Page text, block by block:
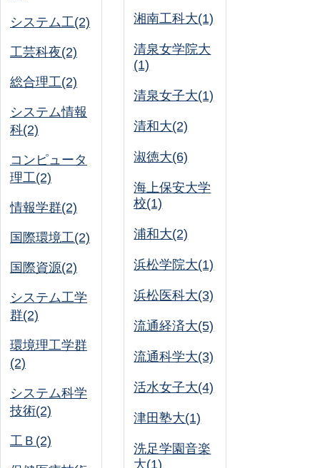
システム工(2)
工芸科夜(2)
総合理工(2)
システム情報
科(2)
コンピュータ
理工(2)
情報学群(2)
国際環境工(2)
国際資源(2)
システム工学
群(2)
環境理工学群
(2)
システム科学
技術(2)
工Ｂ(2)
湘南工科大(1)
清泉女学院大
(1)
清泉女子大(1)
清和大(2)
淑徳大(6)
海上保安大学
校(1)
浦和大(2)
浜松学院大(1)
浜松医科大(3)
流通経済大(5)
流通科学大(3)
活水女子大(4)
津田塾大(1)
洗足学園音楽
大(1)